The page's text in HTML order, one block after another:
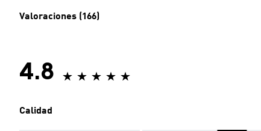
Valoraciones (166)
4.8
Calidad